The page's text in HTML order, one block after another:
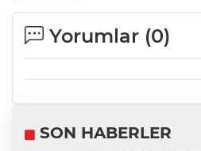
Yorumlar (0)
SON HABERLER